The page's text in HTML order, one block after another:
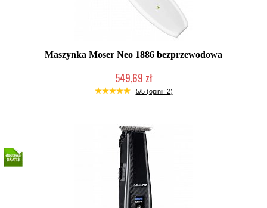
Maszynka Moser Neo 1886 bezprzewodowa
549,69 zł
Produkt wycofany
5/5 (opinii: 2)